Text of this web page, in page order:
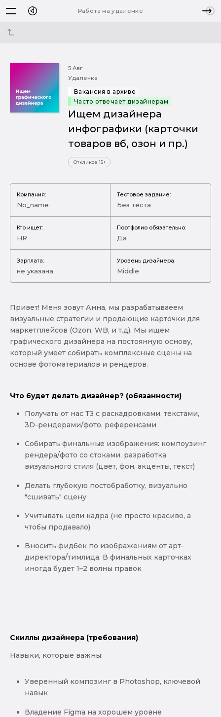
Работа на удаленке
5 Авг
Удаленка
Вакансия в архиве
Часто отвечает дизайнерам
Ищем дизайнера
инфографики (карточки
товаров вб, озон и пр.)
Откликов 15+
Компания:
No_name
Тестовое задание:
Без теста
Кто ищет:
HR
Портфолио обязательно:
Да
Зарплата:
не указана
Уровень дизайнера:
Middle
Привет! Меня зовут Анна, мы разрабатываеем
визуальные стратегии и продающие карточки для
маркетплейсов (Ozon, WB, и т.д). Мы ищем
графического дизайнера на постоянную основу,
который умеет собирать комплексные сцены на
основе фотоматериалов и рендеров.
Что будет делать дизайнер? (обязанности)
Получать от нас ТЗ с раскадровками, текстами,
3D-рендерами/фото, референсами
Собирать финальные изображения: компоузинг
рендера/фото со стоками, разработка
визуального стиля (цвет, фон, акценты, текст)
Делать глубокую постобработку, визуально
"сшивать" сцену
Учитывать цели кадра (не просто красиво, а
чтобы продавало)
Вносить фидбек по изображениям от арт-
директора/тимлида. В финальных карточках
иногда будет 1–2 волны правок
Скиллы дизайнера (требования)
Навыки, которые важны:
Уверенный композинг в Photoshop, ключевой
навык
Владение Figma на хорошем уровне